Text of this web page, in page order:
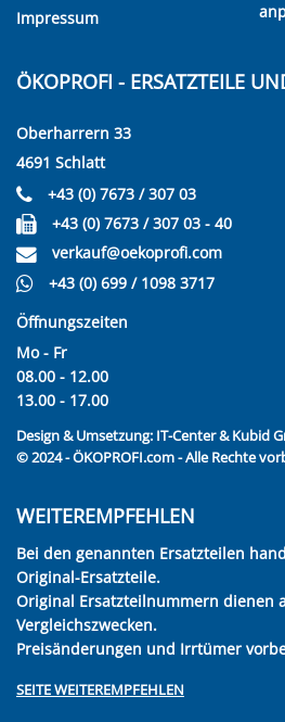
Impressum
ÖKOPROFI - ERSATZTEILE
Oberharrern 33
4691 Schlatt
+43 (0) 7673 / 307 03
+43 (0) 7673 / 307 03 - 40
verkauf@oekoprofi.com
+43 (0) 699 / 1098 3717
Öffnungszeiten
Mo - Fr
08.00 - 12.00
13.00 - 17.00
Design & Umsetzung: IT-Center & Kubid
© 2024 - ÖKOPROFI.com - Alle Rechte
WEITEREMPFEHLEN
Bei den genannten Ersatzteilen
Original-Ersatzteile.
Original Ersatzteilnummern dienen
Vergleichszwecken.
Preisänderungen und Irrtümer
SEITE WEITEREMPFEHLEN